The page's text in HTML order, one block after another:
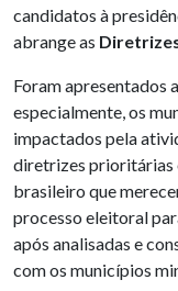
candidatos à
abrange as
Foram apresentados
especialmente, os
impactados pela
diretrizes prioritárias
brasileiro que
processo eleitoral
após analisadas e
com os municípios